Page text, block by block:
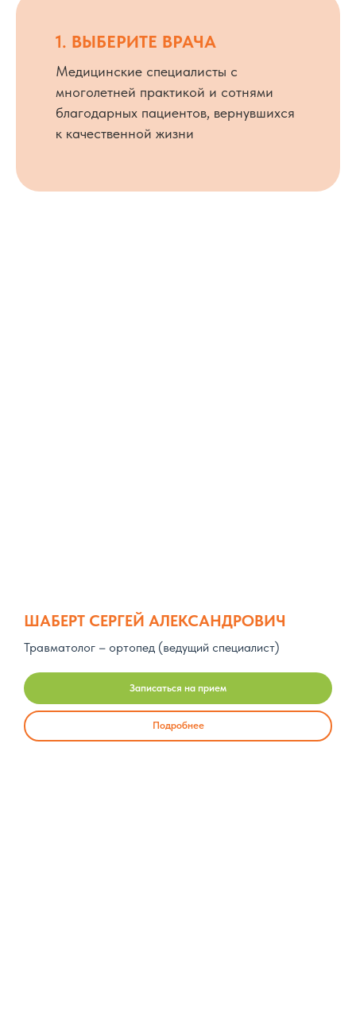
1. ВЫБЕРИТЕ ВРАЧА
Медицинские специалисты с
многолетней практикой и сотнями
благодарных пациентов, вернувшихся
к качественной жизни
ШАБЕРТ СЕРГЕЙ АЛЕКСАНДРОВИЧ
Травматолог – ортопед (ведущий специалист)
Записаться на прием
Подробнее